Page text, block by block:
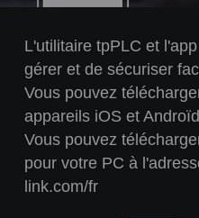
L'utilitaire tpPLC et
gérer et de sécuriser
Vous pouvez
appareils iOS et
Vous pouvez
pour votre PC à
link.com/fr